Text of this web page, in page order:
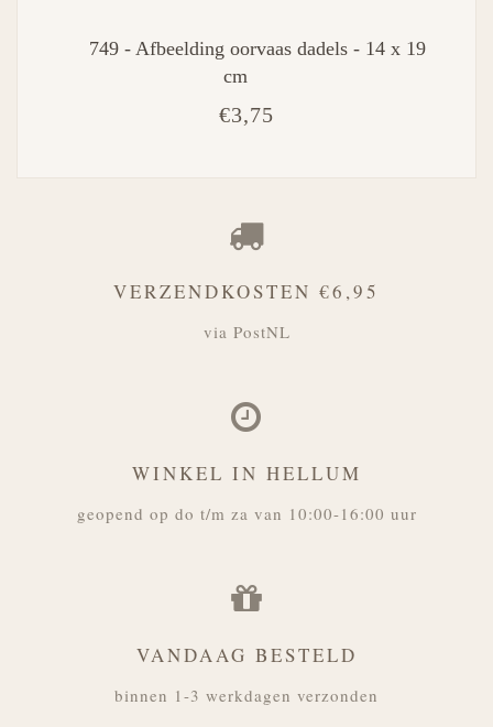
749 - Afbeelding oorvaas dadels - 14 x 19
cm
€3,75
VERZENDKOSTEN €6,95
via PostNL
WINKEL IN HELLUM
geopend op do t/m za van 10:00-16:00 uur
VANDAAG BESTELD
binnen 1-3 werkdagen verzonden